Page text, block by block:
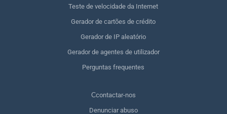
Teste de velocidade da Internet
Gerador de cartões de crédito
Gerador de IP aleatório
Gerador de agentes de utilizador
Perguntas frequentes
Сcontactar-nos
Denunciar abuso